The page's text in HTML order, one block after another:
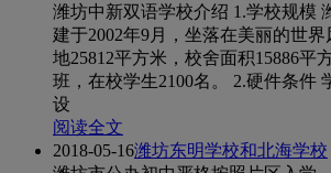
潍坊中新双语学校介绍 1.学校规模
建于2002年9月，坐落在美丽的世
地25812平方米，校舍面积15886平
班，在校学生2100名。 2.硬件条件
设
阅读全文
2018-05-16潍坊东明学校和北海学校